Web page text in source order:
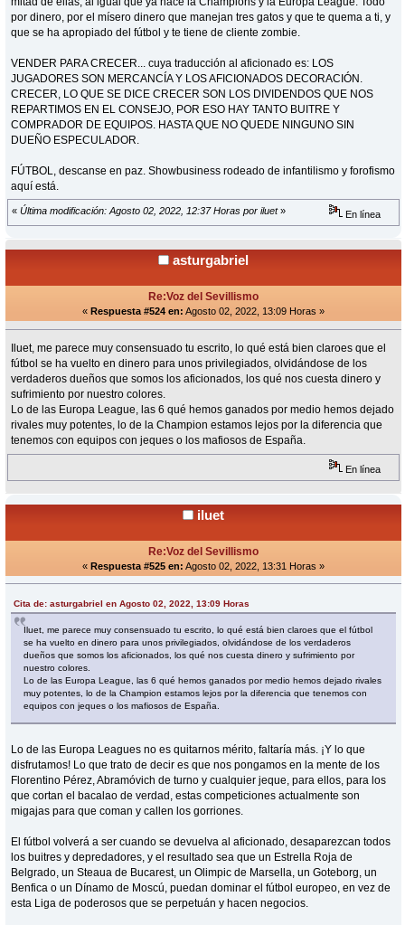
por dinero, por el mísero dinero que manejan tres gatos y que te quema a ti, y
que se ha apropiado del fútbol y te tiene de cliente zombie.
VENDER PARA CRECER... cuya traducción al aficionado es: LOS
JUGADORES SON MERCANCÍA Y LOS AFICIONADOS DECORACIÓN.
CRECER, LO QUE SE DICE CRECER SON LOS DIVIDENDOS QUE NOS
REPARTIMOS EN EL CONSEJO, POR ESO HAY TANTO BUITRE Y
COMPRADOR DE EQUIPOS. HASTA QUE NO QUEDE NINGUNO SIN
DUEÑO ESPECULADOR.
FÚTBOL, descanse en paz. Showbusiness rodeado de infantilismo y forofismo
aquí está.
« Última modificación: Agosto 02, 2022, 12:37 Horas por iluet» En línea
asturgabriel
Re:Voz del Sevillismo
« Respuesta #524 en: Agosto 02, 2022, 13:09 Horas »
Iluet, me parece muy consensuado tu escrito, lo qué está bien claroes que el
fútbol se ha vuelto en dinero para unos privilegiados, olvidándose de los
verdaderos dueños que somos los aficionados, los qué nos cuesta dinero y
sufrimiento por nuestro colores.
Lo de las Europa League, las 6 qué hemos ganados por medio hemos dejado
rivales muy potentes, lo de la Champion estamos lejos por la diferencia que
tenemos con equipos con jeques o los mafiosos de España.
En línea
iluet
Re:Voz del Sevillismo
« Respuesta #525 en: Agosto 02, 2022, 13:31 Horas »
Cita de: asturgabriel en Agosto 02, 2022, 13:09 Horas
Iluet, me parece muy consensuado tu escrito, lo qué está bien claroes que el fútbol
se ha vuelto en dinero para unos privilegiados, olvidándose de los verdaderos
dueños que somos los aficionados, los qué nos cuesta dinero y sufrimiento por
nuestro colores.
Lo de las Europa League, las 6 qué hemos ganados por medio hemos dejado rivales
muy potentes, lo de la Champion estamos lejos por la diferencia que tenemos con
equipos con jeques o los mafiosos de España.
Lo de las Europa Leagues no es quitarnos mérito, faltaría más. ¡Y lo que
disfrutamos! Lo que trato de decir es que nos pongamos en la mente de los
Florentino Pérez, Abramóvich de turno y cualquier jeque, para ellos, para los
que cortan el bacalao de verdad, estas competiciones actualmente son
migajas para que coman y callen los gorriones.
El fútbol volverá a ser cuando se devuelva al aficionado, desaparezcan todos
los buitres y depredadores, y el resultado sea que un Estrella Roja de
Belgrado, un Steaua de Bucarest, un Olimpic de Marsella, un Goteborg, un
Benfica o un Dínamo de Moscú, puedan dominar el fútbol europeo, en vez de
esta Liga de poderosos que se perpetuán y hacen negocios.